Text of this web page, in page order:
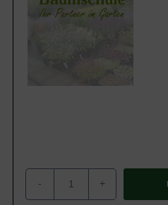
- +